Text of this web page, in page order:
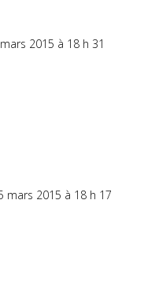
2015 à 18 h 31
mars 2015 à 18 h 17